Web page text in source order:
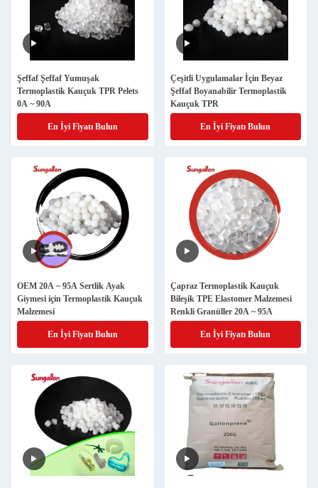
Şeffaf Şeffaf Yumuşak
Termoplastik Kauçuk TPR Pelets
0A ~ 90A
En İyi Fiyatı Bulun
Çeşitli Uygulamalar İçin Beyaz
Şeffaf Boyanabilir Termoplastik
Kauçuk TPR
En İyi Fiyatı Bulun
OEM 20A ~ 95A Sertlik Ayak
Giymesi için Termoplastik Kauçuk
Malzemesi
En İyi Fiyatı Bulun
Çapraz Termoplastik Kauçuk
Bileşik TPE Elastomer Malzemesi
Renkli Granüller 20A ~ 95A
En İyi Fiyatı Bulun